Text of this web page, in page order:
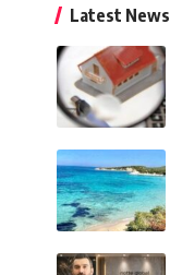
Latest News